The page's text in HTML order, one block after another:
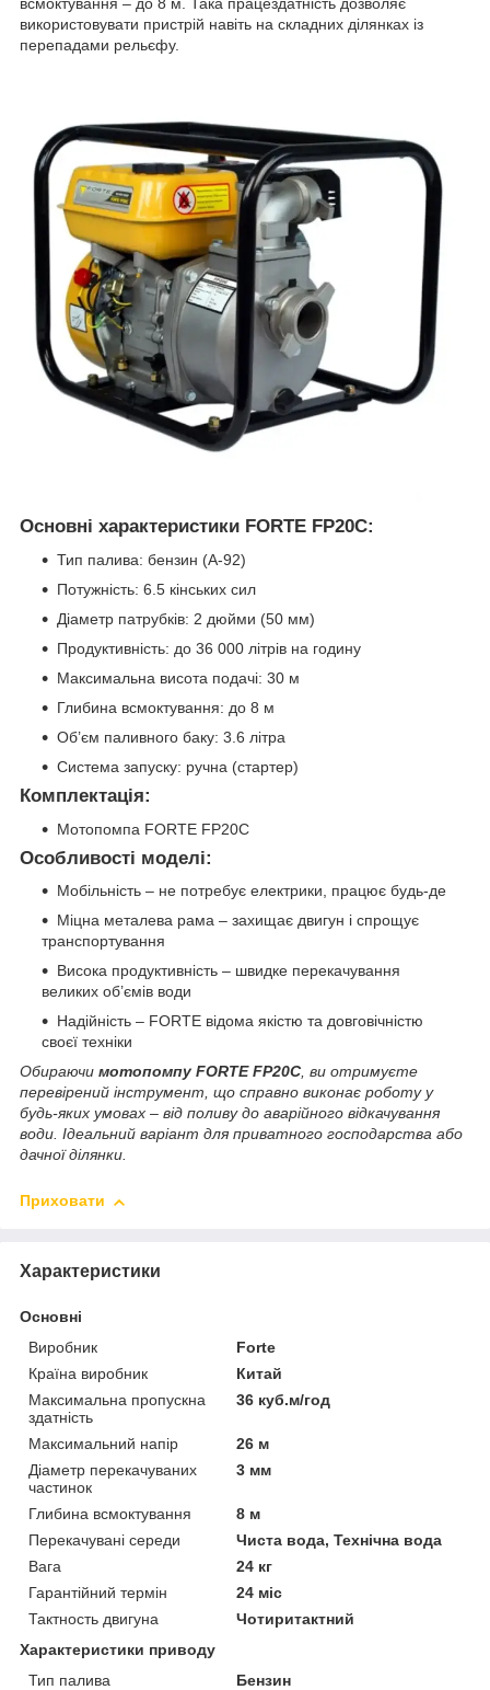
всмоктування – до 8 м. Така працездатність дозволяє
використовувати пристрій навіть на складних ділянках із
перепадами рельєфу.
Основні характеристики FORTE FP20C:
Тип палива: бензин (А-92)
Потужність: 6.5 кінських сил
Діаметр патрубків: 2 дюйми (50 мм)
Продуктивність: до 36 000 літрів на годину
Максимальна висота подачі: 30 м
Глибина всмоктування: до 8 м
Об’єм паливного баку: 3.6 літра
Система запуску: ручна (стартер)
Комплектація:
Мотопомпа FORTE FP20C
Особливості моделі:
Мобільність – не потребує електрики, працює будь-де
Міцна металева рама – захищає двигун і спрощує
транспортування
Висока продуктивність – швидке перекачування
великих об’ємів води
Надійність – FORTE відома якістю та довговічністю
своєї техніки
Обираючи мотопомпу FORTE FP20C, ви отримуєте
перевірений інструмент, що справно виконає роботу у
будь-яких умовах – від поливу до аварійного відкачування
води. Ідеальний варіант для приватного господарства або
дачної ділянки.
Приховати
Характеристики
Основні
Виробник
Forte
Країна виробник
Китай
Максимальна пропускна
здатність
36 куб.м/год
Максимальний напір
26 м
Діаметр перекачуваних
частинок
3 мм
Глибина всмоктування
8 м
Перекачувані середи
Чиста вода, Технічна вода
Вага
24 кг
Гарантійний термін
24 міс
Тактность двигуна
Чотиритактний
Характеристики приводу
Тип палива
Бензин